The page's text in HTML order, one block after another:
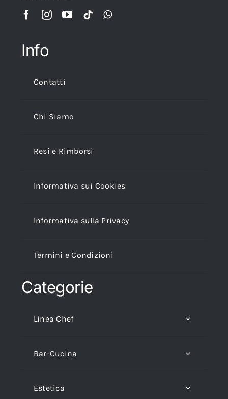
Info
Contatti
Chi Siamo
Resi e Rimborsi
Informativa sui Cookies
Informativa sulla Privacy
Termini e Condizioni
Categorie
Linea Chef
Bar-Cucina
Estetica